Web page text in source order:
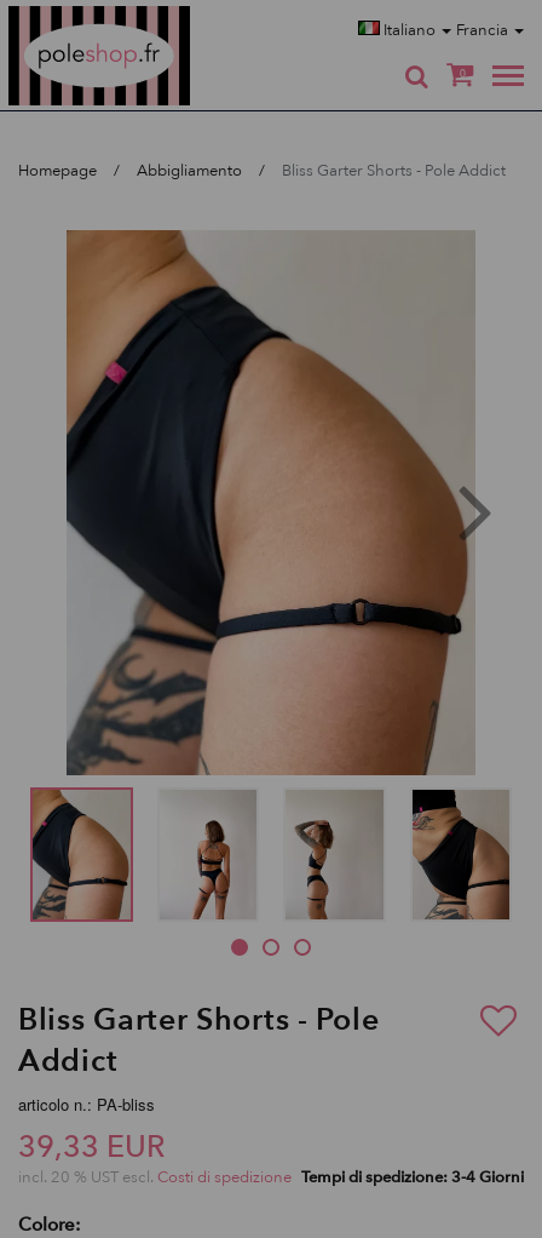
Italiano Francia
0
Homepage Abbigliamento Bliss Garter Shorts - Pole Addict
Bliss Garter Shorts - Pole
Addict
articolo n.: PA-bliss
39,33 EUR
incl. 20 % UST escl. Costi di spedizione Tempi di spedizione: 3-4 Giorni
Colore: